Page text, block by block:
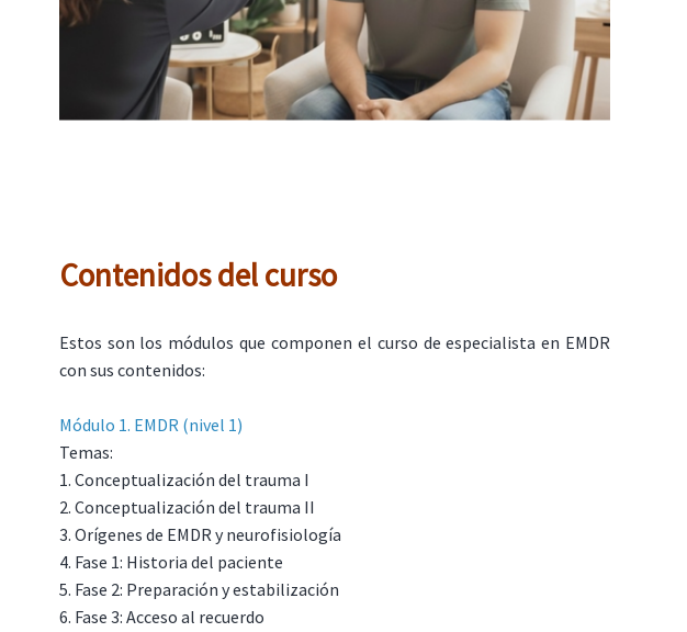
Contenidos del curso
Estos son los módulos que componen el curso de especialista en EMDR
con sus contenidos:
Módulo 1. EMDR (nivel 1)
Temas:
1. Conceptualización del trauma I
2. Conceptualización del trauma II
3. Orígenes de EMDR y neurofisiología
4. Fase 1: Historia del paciente
5. Fase 2: Preparación y estabilización
6. Fase 3: Acceso al recuerdo